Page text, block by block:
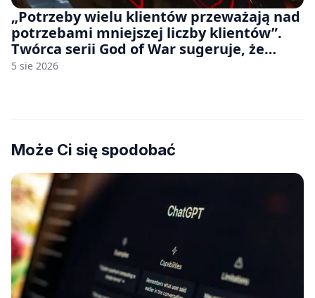
„Potrzeby wielu klientów przeważają nad
potrzebami mniejszej liczby klientów”.
Twórca serii God of War sugeruje, że
rozumie, dlaczego Sony rezygnuje z gier
5 sie 2026
Może Ci się spodobać